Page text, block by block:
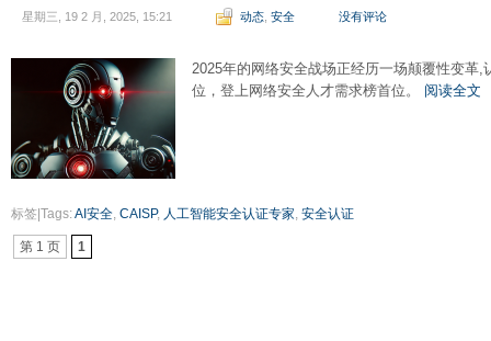
星期三, 19 2 月, 2025, 15:21 动态 安全 没有评论
2025年的网络安全战场正经历一场颠覆性变革
位，登上网络安全人才需求榜首位。 阅读全文
标签|Tags:AI安全, CAISP, 人工智能安全认证专家, 安全认证
第 1 页 1